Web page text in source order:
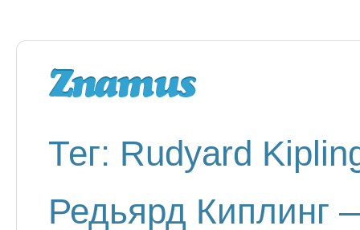
Тег: Rudyard
Редьярд Киплинг